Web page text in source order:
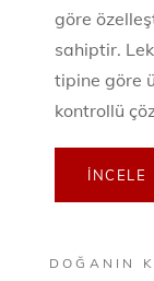
göre
sahiptir.
tipine göre
kontrollü
İNCELE
DOĞANIN